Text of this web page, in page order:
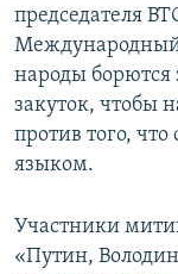
председателя
Международный
народы борются
закуток, чтобы
против того, что
языком.
Участники
«Путин,